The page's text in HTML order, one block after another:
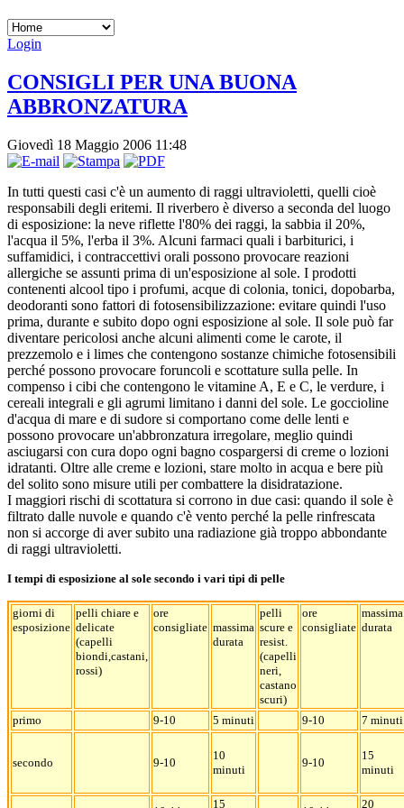
Login
CONSIGLI PER UNA BUONA
ABBRONZATURA
Giovedì 18 Maggio 2006 11:48
In tutti questi casi c'è un aumento di raggi ultravioletti, quelli cioè
responsabili degli eritemi. Il riverbero è diverso a seconda del luogo
di esposizione: la neve riflette l'80% dei raggi, la sabbia il 20%,
l'acqua il 5%, l'erba il 3%. Alcuni farmaci quali i barbiturici, i
suffamidici, i contraccettivi orali possono provocare reazioni
allergiche se assunti prima di un'esposizione al sole. I prodotti
contenenti alcool tipo i profumi, acque di colonia, tonici, dopobarba,
deodoranti sono fattori di fotosensibilizzazione: evitare quindi l'uso
prima, durante e subito dopo ogni esposizione al sole. Il sole può far
diventare pericolosi anche alcuni alimenti come le carote, il
prezzemolo e i limes che contengono sostanze chimiche fotosensibili
perché possono provocare foruncoli e scottature sulla pelle. In
compenso i cibi che contengono le vitamine A, E e C, le verdure, i
cereali integrali e gli agrumi limitano i danni del sole. Le goccioline
d'acqua di mare e di sudore si comportano come delle lenti e
possono provocare un'abbronzatura irregolare, meglio quindi
asciugarsi con cura dopo ogni bagno cospargersi di creme o lozioni
idratanti. Oltre alle creme e lozioni, stare molto in acqua e bere più
del solito sono misure utili per combattere la disidratazione.
I maggiori rischi di scottatura si corrono in due casi: quando il sole è
filtrato dalle nuvole e quando c'è vento perché la pelle rinfrescata
non si accorge di aver subito una radiazione già troppo abbondante
di raggi ultravioletti.
I tempi di esposizione al sole secondo i vari tipi di pelle
giorni di
esposizione
pelli chiare e
delicate
(capelli
biondi,castani,
rossi)
ore
consigliate massima
durata
pelli
scure e
resist.
(capelli
neri,
castano
scuri)
ore
consigliate
massima
durata
primo 9-10 5 minuti 9-10 7 minuti
secondo 9-10
10
minuti
9-10
15
minuti
15 20